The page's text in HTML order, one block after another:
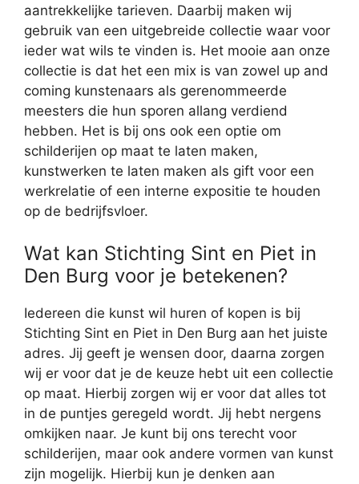
aantrekkelijke tarieven. Daarbij maken wij
gebruik van een uitgebreide collectie waar voor
ieder wat wils te vinden is. Het mooie aan onze
collectie is dat het een mix is van zowel up and
coming kunstenaars als gerenommeerde
meesters die hun sporen allang verdiend
hebben. Het is bij ons ook een optie om
schilderijen op maat te laten maken,
kunstwerken te laten maken als gift voor een
werkrelatie of een interne expositie te houden
op de bedrijfsvloer.
Wat kan Stichting Sint en Piet in
Den Burg voor je betekenen?
Iedereen die kunst wil huren of kopen is bij
Stichting Sint en Piet in Den Burg aan het juiste
adres. Jij geeft je wensen door, daarna zorgen
wij er voor dat je de keuze hebt uit een collectie
op maat. Hierbij zorgen wij er voor dat alles tot
in de puntjes geregeld wordt. Jij hebt nergens
omkijken naar. Je kunt bij ons terecht voor
schilderijen, maar ook andere vormen van kunst
zijn mogelijk. Hierbij kun je denken aan